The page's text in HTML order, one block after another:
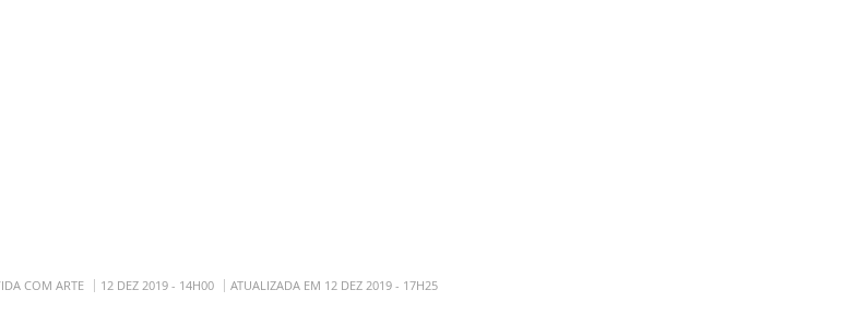
COM ARTE 12 DEZ 2019 - 14H00 ATUALIZADA EM 12 DEZ 2019 - 17H25